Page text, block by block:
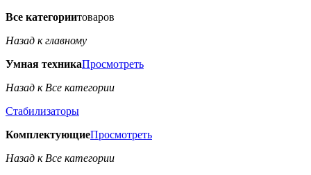
Все категориитоваров
Назад к главному
Умная техникаПросмотреть
Назад к Все категории
Стабилизаторы
КомплектующиеПросмотреть
Назад к Все категории